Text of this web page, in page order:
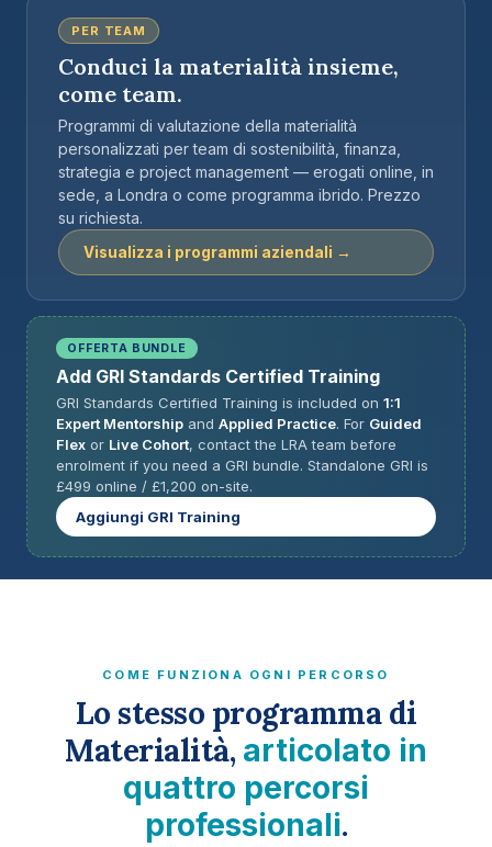
PER TEAM
Conduci la materialità insieme,
come team.
Programmi di valutazione della materialità
personalizzati per team di sostenibilità, finanza,
strategia e project management — erogati online, in
sede, a Londra o come programma ibrido. Prezzo
su richiesta.
Visualizza i programmi aziendali →
OFFERTA BUNDLE
Add GRI Standards Certified Training
GRI Standards Certified Training is included on 1:1
Expert Mentorship and Applied Practice. For Guided
Flex or Live Cohort, contact the LRA team before
enrolment if you need a GRI bundle. Standalone GRI is
£499 online / £1,200 on-site.
Aggiungi GRI Training
COME FUNZIONA OGNI PERCORSO
Lo stesso programma di
Materialità, articolato in
quattro percorsi
professionali.